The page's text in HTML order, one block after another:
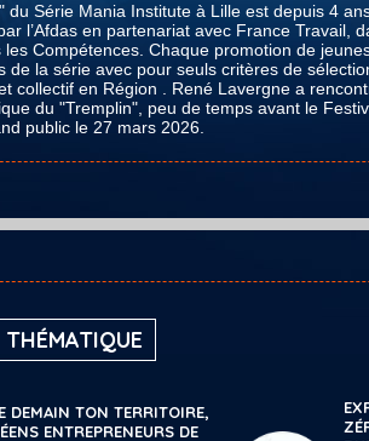
du Série Mania Institute à Lille est depuis 4
l’Afdas en partenariat avec France Travail,
les Compétences. Chaque promotion de
de la série avec pour seuls critères de
collectif en Région . René Lavergne a
du "Tremplin", peu de temps avant le
public le 27 mars 2026.
DEMAIN TON TERRITOIRE,
ENTREPRENEURS DE